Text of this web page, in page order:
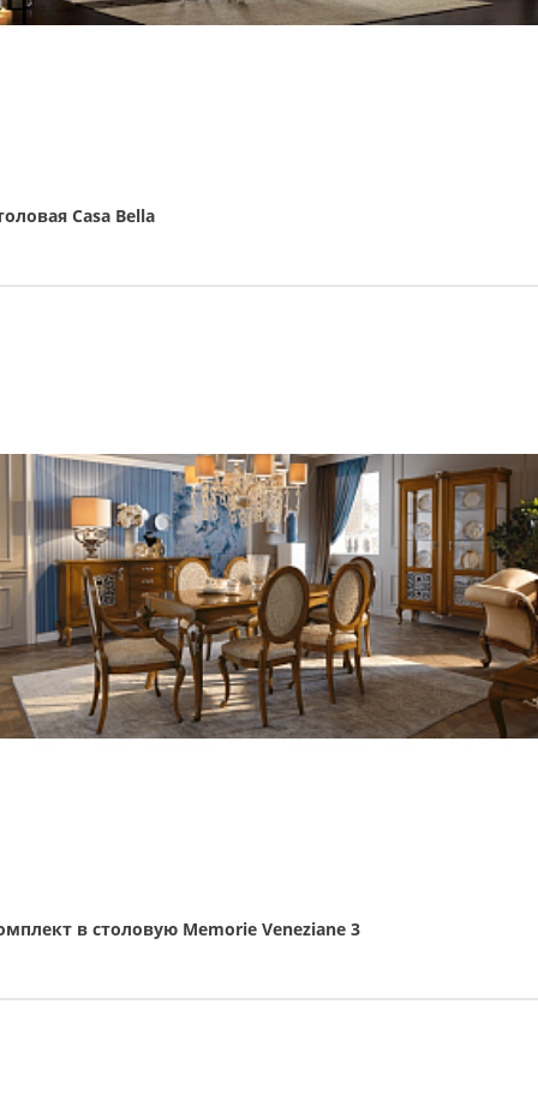
Casa Bella
в столовую Memorie Veneziane 3